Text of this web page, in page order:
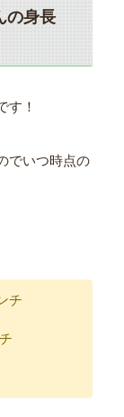
の身長
す！
でいつ時点の
チ